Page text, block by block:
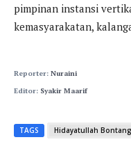
pimpinan instansi
kemasyarakatan,
Reporter: Nuraini
Editor: Syakir Maarif
TAGS Hidayatullah Bontang